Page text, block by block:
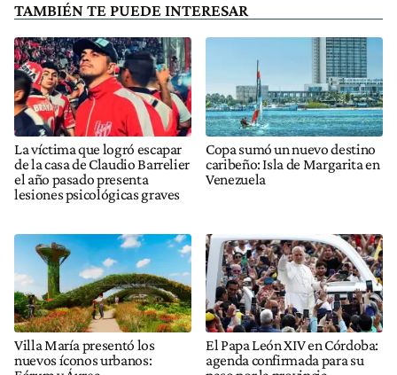
TAMBIÉN TE PUEDE INTERESAR
La víctima que logró escapar
de la casa de Claudio Barrelier
el año pasado presenta
lesiones psicológicas graves
Copa sumó un nuevo destino
caribeño: Isla de Margarita en
Venezuela
Villa María presentó los
nuevos íconos urbanos:
El Papa León XIV en Córdoba:
agenda confirmada para su